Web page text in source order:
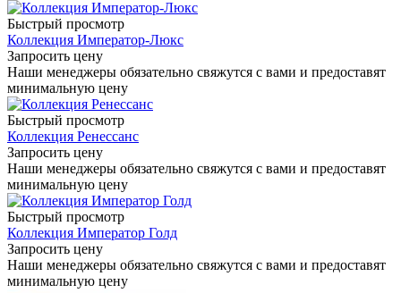
Быстрый просмотр
Коллекция Император-Люкс
Запросить цену
Наши менеджеры обязательно свяжутся с вами и предоставят
минимальную цену
Быстрый просмотр
Коллекция Ренессанс
Запросить цену
Наши менеджеры обязательно свяжутся с вами и предоставят
минимальную цену
Быстрый просмотр
Коллекция Император Голд
Запросить цену
Наши менеджеры обязательно свяжутся с вами и предоставят
минимальную цену